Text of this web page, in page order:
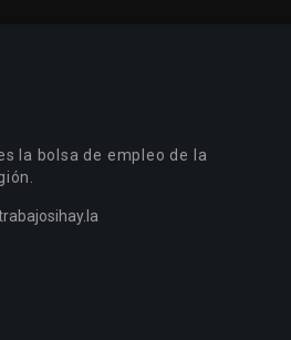
la bolsa de empleo de la